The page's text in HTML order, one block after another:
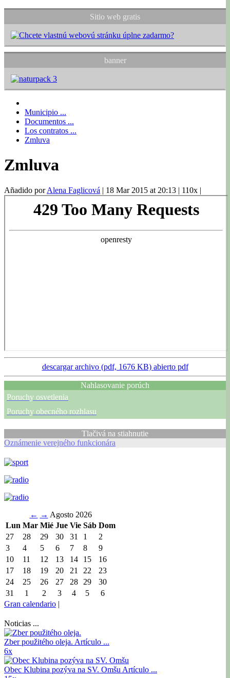
Sitio web gratis
banner
Municipio ...
Documentos ...
Los contratos ...
Zmluva
Zmluva
Añadido porAlena Faglicová | 18 Mar 2015 at 20:13 | 110x |
descargar archivo (pdf, 1676 KB) abierto pdf
Nahlasovanie porúch
Poruchy osvetlenia
Poruchy obecného rozhlasu
Tlačivá na stiahnutie
Oznámenie verejného funkcionára
← → Agosto 2026
Lun Mar Mié Jue Vie Sáb Dom
27
28 29 30 31 1
2
3
4 5 6 7 8
9
10
11 12 13 14 15
16
17
18 19 20 21 22
23
24
25 26 27 28 29
30
31
1 2 3 4 5
6
Gran calendario |
Noticias ...
Zber použitého oleja. Artículo ...
6x
Obec Klubina pozýva na SV. Omšu Artículo ...